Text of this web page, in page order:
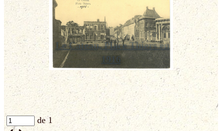
Le Cateau, Place Thiers en
1916
de 1